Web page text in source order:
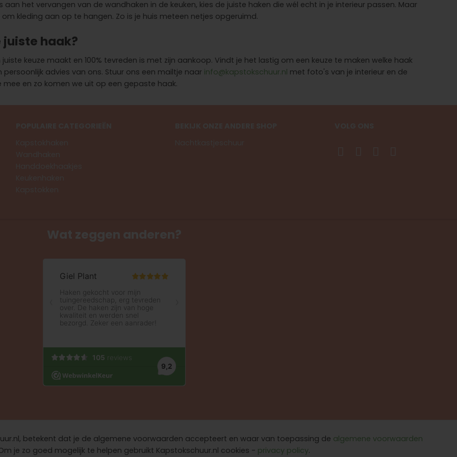
het vervangen van de wandhaken in de keuken, kies de juiste haken die wél echt in je interieur passen. Maar
kleding aan op te hangen. Zo is je huis meteen netjes opgeruimd.
juiste haak?
keuze maakt en 100% tevreden is met zijn aankoop. Vindt je het lastig om een keuze te maken welke haak
advies van ons. Stuur ons een mailtje naar info@kapstokschuur.nl met foto's van je interieur en de
en zo komen we uit op een gepaste haak.
betekent dat je de algemene voorwaarden accepteert en waar van toepassing de algemene voorwaarden
je zo goed mogelijk te helpen gebruikt Kapstokschuur.nl cookies - privacy policy.